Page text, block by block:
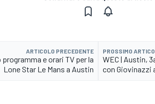
ARTICOLO PRECEDENTE
programma e orari TV per la
Lone Star Le Mans a Austin
PROSSIMO
WEC | Austin,
con Giovinazzi